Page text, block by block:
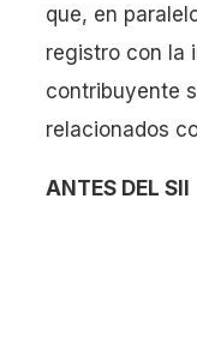
que, en
registro con la
contribuyente
relacionados
ANTES DEL SII